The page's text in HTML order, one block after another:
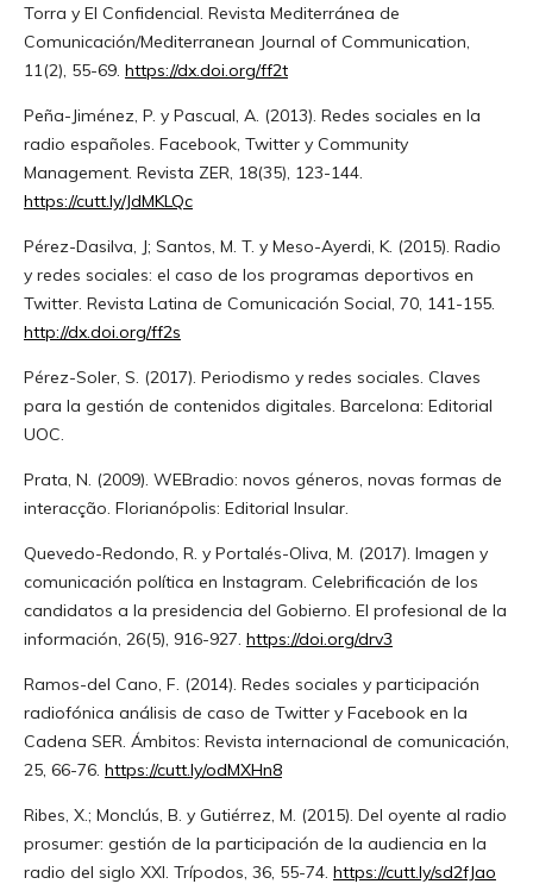
Torra y El Confidencial. Revista Mediterránea de
Comunicación/Mediterranean Journal of Communication,
11(2), 55-69. https://dx.doi.org/ff2t
Peña-Jiménez, P. y Pascual, A. (2013). Redes sociales en la
radio españoles. Facebook, Twitter y Community
Management. Revista ZER, 18(35), 123-144.
https://cutt.ly/JdMKLQc
Pérez-Dasilva, J; Santos, M. T. y Meso-Ayerdi, K. (2015). Radio
y redes sociales: el caso de los programas deportivos en
Twitter. Revista Latina de Comunicación Social, 70, 141-155.
http://dx.doi.org/ff2s
Pérez-Soler, S. (2017). Periodismo y redes sociales. Claves
para la gestión de contenidos digitales. Barcelona: Editorial
UOC.
Prata, N. (2009). WEBradio: novos géneros, novas formas de
interacção. Florianópolis: Editorial Insular.
Quevedo-Redondo, R. y Portalés-Oliva, M. (2017). Imagen y
comunicación política en Instagram. Celebrificación de los
candidatos a la presidencia del Gobierno. El profesional de la
información, 26(5), 916-927. https://doi.org/drv3
Ramos-del Cano, F. (2014). Redes sociales y participación
radiofónica análisis de caso de Twitter y Facebook en la
Cadena SER. Ámbitos: Revista internacional de comunicación,
25, 66-76. https://cutt.ly/odMXHn8
Ribes, X.; Monclús, B. y Gutiérrez, M. (2015). Del oyente al radio
prosumer: gestión de la participación de la audiencia en la
radio del siglo XXI. Trípodos, 36, 55-74. https://cutt.ly/sd2fJao